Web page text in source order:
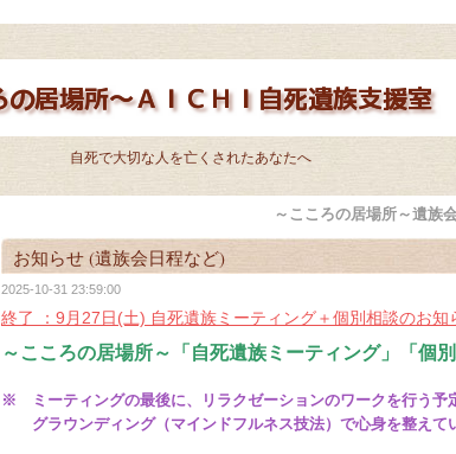
自死で大切な人を亡くされたあなたへ
～こころの居場所～遺族
お知らせ (遺族会日程など)
2025-10-31 23:59:00
終了 ：9月27日(土) 自死遺族ミーティング＋個別相談のお知
～こころの居場所～「自死遺族ミーティング」「個別
※ ミーティングの最後に、リラクゼーションのワークを行う予
グラウンディング（マインドフルネス技法）で心身を整えて